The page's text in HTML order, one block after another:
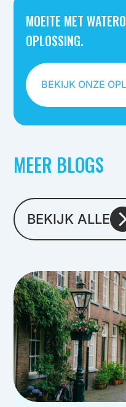
MOEITE MET
OPLOSSING.
BEKIJK ONZE
MEER BLOGS
BEKIJK ALLE